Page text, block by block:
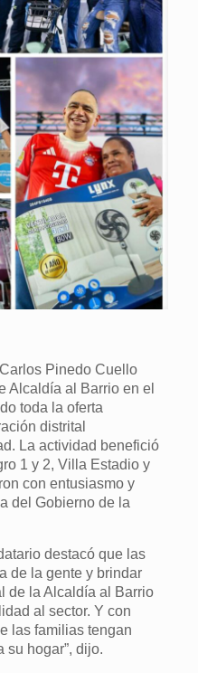
Carlos Pinedo Cuello
Alcaldía al Barrio en el
toda la oferta
distrital
La actividad benefició
1 y 2, Villa Estadio y
con entusiasmo y
del Gobierno de la
destacó que las
de la gente y brindar
de la Alcaldía al Barrio
al sector. Y con
las familias tengan
su hogar”, dijo.